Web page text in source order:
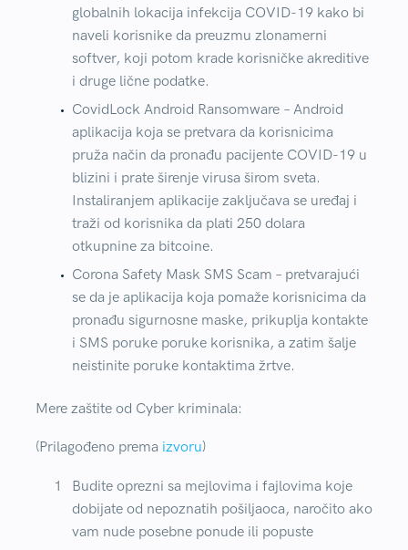
globalnih lokacija infekcija COVID-19 kako bi
naveli korisnike da preuzmu zlonamerni
softver, koji potom krade korisničke akreditive
i druge lične podatke.
CovidLock Android Ransomware – Android
aplikacija koja se pretvara da korisnicima
pruža način da pronađu pacijente COVID-19 u
blizini i prate širenje virusa širom sveta.
Instaliranjem aplikacije zaključava se uređaj i
traži od korisnika da plati 250 dolara
otkupnine za bitcoine.
Corona Safety Mask SMS Scam – pretvarajući
se da je aplikacija koja pomaže korisnicima da
pronađu sigurnosne maske, prikuplja kontakte
i SMS poruke poruke korisnika, a zatim šalje
neistinite poruke kontaktima žrtve.
Mere zaštite od Cyber kriminala:
(Prilagođeno prema izvoru)
Budite oprezni sa mejlovima i fajlovima koje
dobijate od nepoznatih pošiljaoca, naročito ako
vam nude posebne ponude ili popuste